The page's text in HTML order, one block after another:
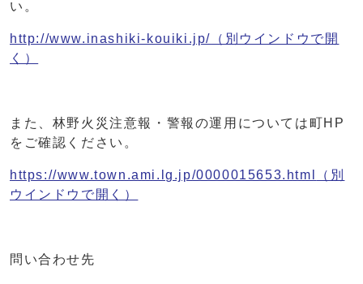
い。
http://www.inashiki-kouiki.jp/ （別ウインドウで開
く）
また、林野火災注意報・警報の運用については町HP
をご確認ください。
https://www.town.ami.lg.jp/0000015653.html
（別
ウインドウで開く）
問い合わせ先